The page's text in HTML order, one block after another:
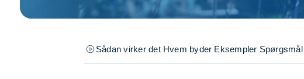
Sådan virker det Hvem byder Eksempler Spørgsmål